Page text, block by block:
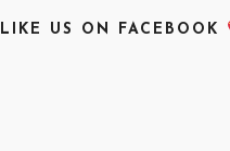
LIKE US ON FACEBOOK